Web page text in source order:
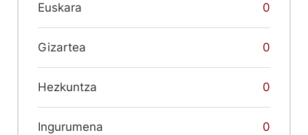
Euskara 0
Gizartea 0
Hezkuntza 0
Ingurumena 0